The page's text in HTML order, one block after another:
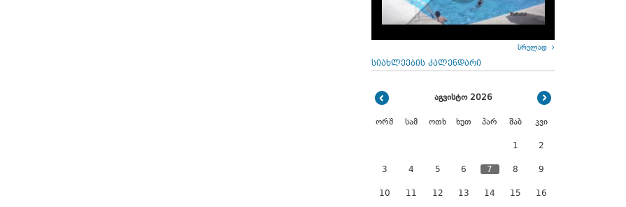
სრულად
სიახლეების კალენდარი
აგვისტო 2026
ორშ სამ ოთხ ხუთ პარ შაბ კვი
1 2
3 4 5 6 7 8 9
10 11 12 13 14 15 16